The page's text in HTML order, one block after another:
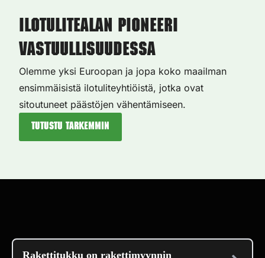
Ilotulitealan pioneeri
vastuullisuudessa
Olemme yksi Euroopan ja jopa koko maailman
ensimmäisistä ilotuliteyhtiöistä, jotka ovat
sitoutuneet päästöjen vähentämiseen.
Tutustu tarkemmin
Rakettitukku on rakettimyynnin